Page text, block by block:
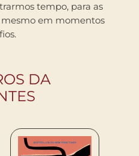
tempo, para as
mesmo em momentos
DA